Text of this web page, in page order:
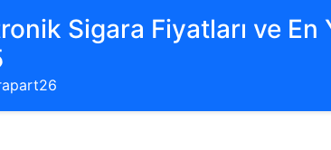
Sigara Fiyatları ve En